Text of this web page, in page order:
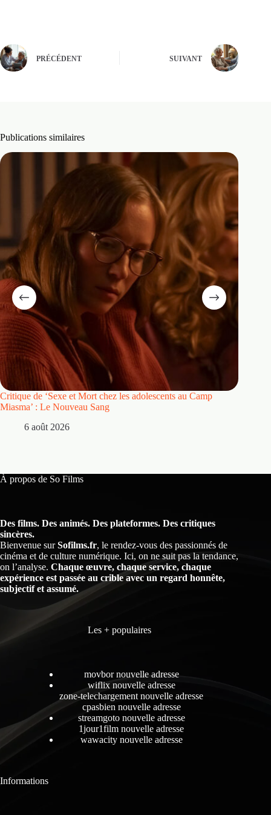
PRÉCÉDENT SUIVANT
Publications similaires
Critique de ‘Sexe et Mort chez les adolescents au Camp
Miasma’ : Le Nouveau Sang
6 août 2026
À propos de So Films
Des films. Des animés. Des plateformes. Des critiques
sincères.
Bienvenue surSofilms.fr, le rendez-vous des passionnés de
cinéma et de culture numérique. Ici, on ne suit pas la tendance,
on l’analyse. Chaque œuvre, chaque service, chaque
expérience est passée au crible avec un regard honnête,
subjectif et assumé.
Les + populaires
movbor nouvelle adresse
wiflix nouvelle adresse
zone-telechargement nouvelle adresse
cpasbien nouvelle adresse
streamgoto nouvelle adresse
1jour1film nouvelle adresse
wawacity nouvelle adresse
Informations